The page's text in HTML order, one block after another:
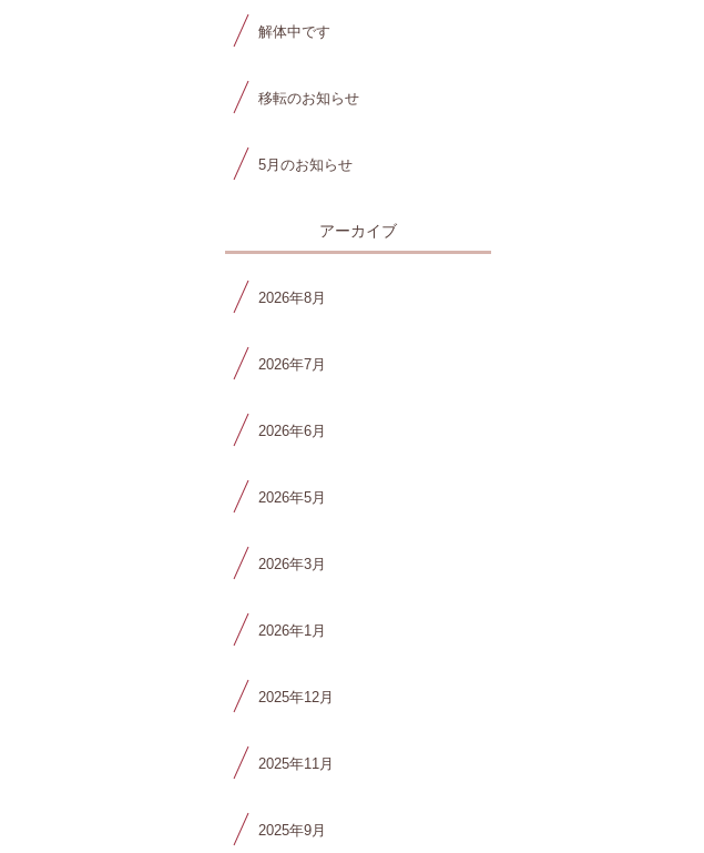
解体中です
移転のお知らせ
5月のお知らせ
アーカイブ
2026年8月
2026年7月
2026年6月
2026年5月
2026年3月
2026年1月
2025年12月
2025年11月
2025年9月